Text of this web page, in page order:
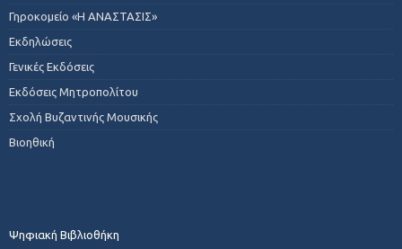
Γηροκομείο «Η ΑΝΑΣΤΑΣΙΣ»
Εκδηλώσεις
Γενικές Εκδόσεις
Εκδόσεις Μητροπολίτου
Σχολή Βυζαντινής Μουσικής
Βιοηθική
Ψηφιακή Βιβλιοθήκη